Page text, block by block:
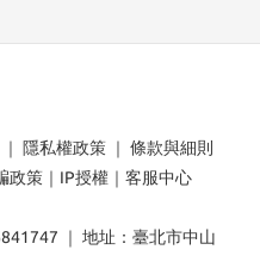
｜ 隱私權政策 ｜ 條款與細則
政策 ｜ IP授權 ｜ 客服中心
｜ 地址：臺北市中山